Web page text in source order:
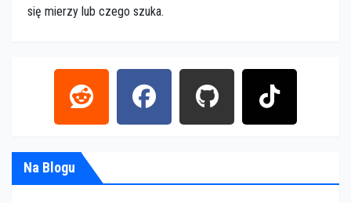
się mierzy lub czego szuka.
Na Blogu